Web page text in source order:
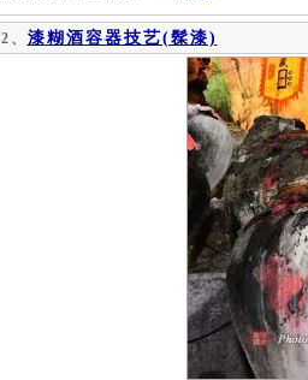
2、 漆糊酒容器技艺(髹漆)